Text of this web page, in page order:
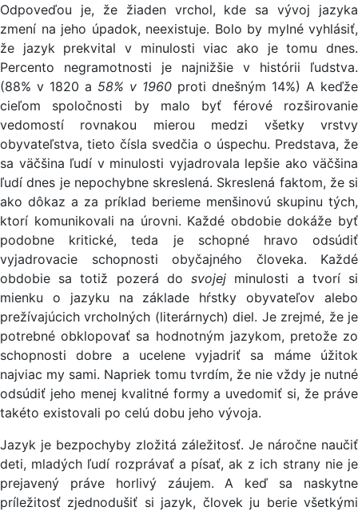
Odpoveďou je, že žiaden vrchol, kde sa vývoj jazyka
zmení na jeho úpadok, neexistuje. Bolo by mylné vyhlásiť,
že jazyk prekvital v minulosti viac ako je tomu dnes.
Percento negramotnosti je najnižšie v histórii ľudstva.
(88% v 1820 a 58% v 1960 proti dnešným 14%) A keďže
cieľom spoločnosti by malo byť férové rozširovanie
vedomostí rovnakou mierou medzi všetky vrstvy
obyvateľstva, tieto čísla svedčia o úspechu. Predstava, že
sa väčšina ľudí v minulosti vyjadrovala lepšie ako väčšina
ľudí dnes je nepochybne skreslená. Skreslená faktom, že si
ako dôkaz a za príklad berieme menšinovú skupinu tých,
ktorí komunikovali na úrovni. Každé obdobie dokáže byť
podobne kritické, teda je schopné hravo odsúdiť
vyjadrovacie schopnosti obyčajného človeka. Každé
obdobie sa totiž pozerá dosvojej minulosti a tvorí si
mienku o jazyku na základe hŕstky obyvateľov alebo
prežívajúcich vrcholných (literárnych) diel. Je zrejmé, že je
potrebné obklopovať sa hodnotným jazykom, pretože zo
schopnosti dobre a ucelene vyjadriť sa máme úžitok
najviac my sami. Napriek tomu tvrdím, že nie vždy je nutné
odsúdiť jeho menej kvalitné formy a uvedomiť si, že práve
takéto existovali po celú dobu jeho vývoja.
Jazyk je bezpochyby zložitá záležitosť. Je náročne naučiť
deti, mladých ľudí rozprávať a písať, ak z ich strany nie je
prejavený práve horlivý záujem. A keď sa naskytne
príležitosť zjednodušiť si jazyk, človek ju berie všetkými